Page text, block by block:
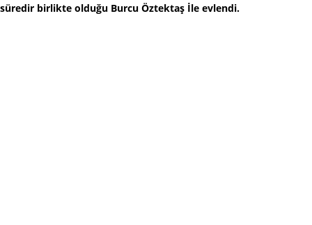
süredir birlikte olduğu Burcu Öztektaş İle evlendi.